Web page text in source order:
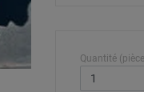
Quantité